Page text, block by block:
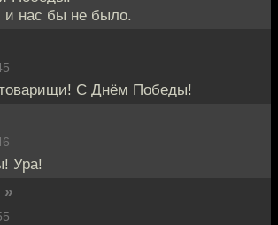
нас бы не было.
С Днём Победы!
Ура!
»